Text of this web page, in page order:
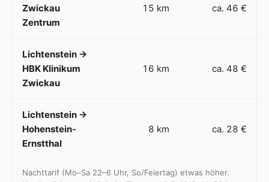
Zwickau
Zentrum
15 km ca. 46 €
Lichtenstein →
HBK Klinikum
Zwickau
16 km ca. 48 €
Lichtenstein →
Hohenstein-
Ernstthal
8 km ca. 28 €
Nachttarif (Mo–Sa 22–6 Uhr, So/Feiertag) etwas höher.